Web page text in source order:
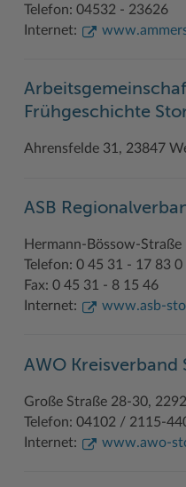
Telefon: 04532 - 23626
Internet:
Frühgeschichte
Ahrensfelde 31, 23847
ASB
Hermann-Bössow-
Telefon: 0 45 31 - 17 83 0
Fax: 0 45 31 - 8 15 46
Internet:
www.asb-
AWO Kreisverband
Große Straße 28-30,
Telefon: 04102 / 2115-
Internet:
www.awo-